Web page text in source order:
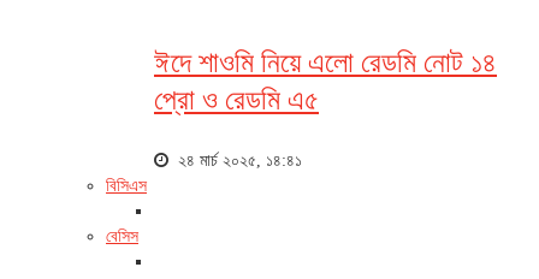
ঈদে শাওমি নিয়ে এলো রেডমি নোট ১৪
প্রো ও রেডমি এ৫
২৪ মার্চ ২০২৫, ১৪:৪১
বিসিএস
বেসিস